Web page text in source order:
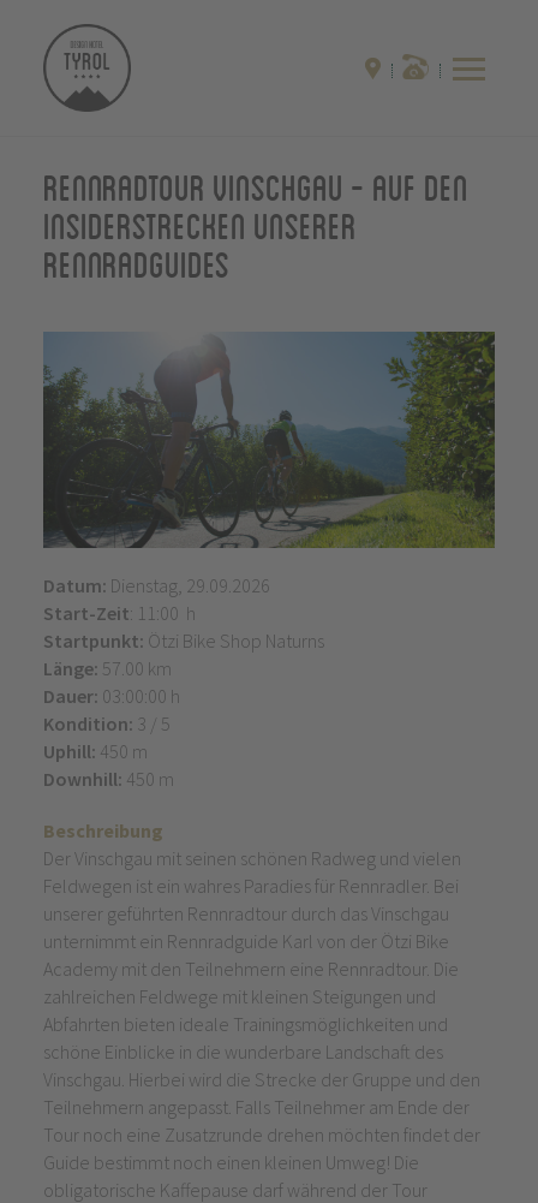
Rennradtour Vinschgau - auf den
Insiderstrecken unserer
Rennradguides
Datum: Dienstag, 29.09.2026
Start-Zeit: 11:00 h
Startpunkt: Ötzi Bike Shop Naturns
Länge: 57.00 km
Dauer: 03:00:00 h
Kondition: 3 / 5
Uphill: 450 m
Downhill: 450 m
Beschreibung
Der Vinschgau mit seinen schönen Radweg und vielen
Feldwegen ist ein wahres Paradies für Rennradler. Bei
unserer geführten Rennradtour durch das Vinschgau
unternimmt ein Rennradguide Karl von der Ötzi Bike
Academy mit den Teilnehmern eine Rennradtour. Die
zahlreichen Feldwege mit kleinen Steigungen und
Abfahrten bieten ideale Trainingsmöglichkeiten und
schöne Einblicke in die wunderbare Landschaft des
Vinschgau. Hierbei wird die Strecke der Gruppe und den
Teilnehmern angepasst. Falls Teilnehmer am Ende der
Tour noch eine Zusatzrunde drehen möchten findet der
Guide bestimmt noch einen kleinen Umweg! Die
obligatorische Kaffepause darf während der Tour